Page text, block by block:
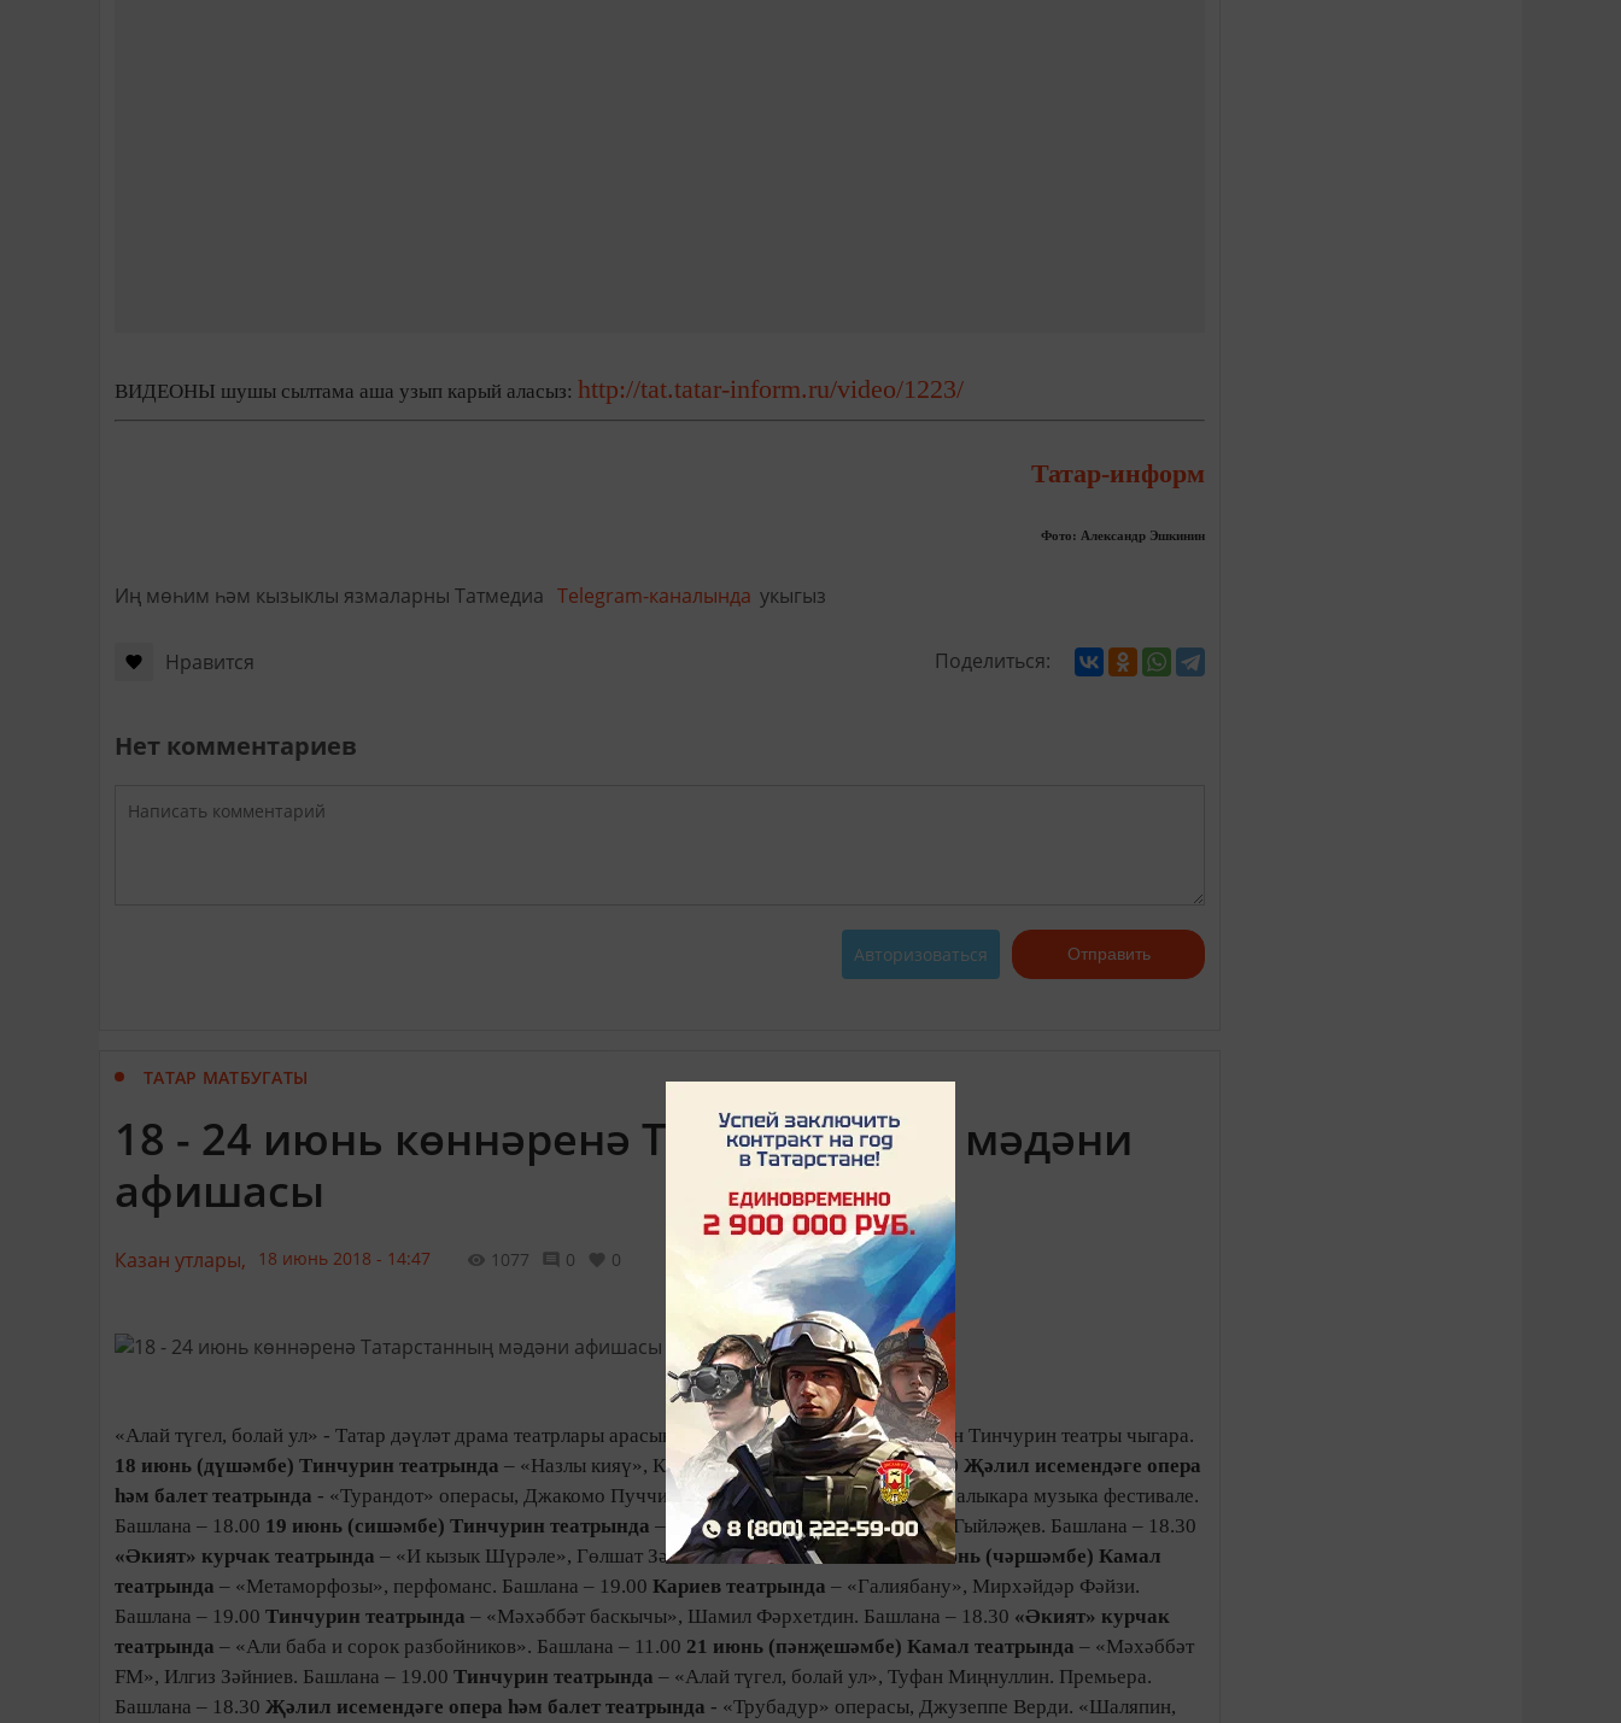
ВИДЕОНЫ шушы сылтама аша узып карый аласыз: http://tat.tatar-inform.ru/video/1223/
Татар-информ
Фото: Александр Эшкинин
Иң мөһим һәм кызыклы язмаларны Татмедиа Telegram-каналында укыгыз
Нравится Поделиться:
Нет комментариев
Авторизоваться Отправить
ТАТАР МАТБУГАТЫ
18 - 24 июнь көннәренә Татарстанның мәдәни
афишасы
Казан утлары, 18 июнь 2018 - 14:47 1077 0 0
«Алай түгел, болай ул» - Татар дәүләт драма театрлары арасында сезонның соңгы премьерасын Тинчурин театры чыгара.
18 июнь (дүшәмбе) Тинчурин театрында – «Назлы кияү», Кәрим Тинчурин. Башлана – 18.30 Җәлил исемендәге опера
һәм балет театрында - «Турандот» операсы, Джакомо Пуччини. «Шаляпин, Нуриев, Казан» халыкара музыка фестивале.
Башлана – 18.00 19 июнь (сишәмбе) Тинчурин театрында – «Ефәк баулы былбыл кош», Аяз Гыйләҗев. Башлана – 18.30
«Әкият» курчак театрында – «И кызык Шүрәле», Гөлшат Зәйнашева. Башлана – 11.00 20 июнь (чәршәмбе) Камал
театрында – «Метаморфозы», перфоманс. Башлана – 19.00 Кариев театрында – «Галиябану», Мирхәйдәр Фәйзи.
Башлана – 19.00 Тинчурин театрында – «Мәхәббәт баскычы», Шамил Фәрхетдин. Башлана – 18.30 «Әкият» курчак
театрында – «Али баба и сорок разбойников». Башлана – 11.00 21 июнь (пәнҗешәмбе) Камал театрында – «Мәхәббәт
FM», Илгиз Зәйниев. Башлана – 19.00 Тинчурин театрында – «Алай түгел, болай ул», Туфан Миңнуллин. Премьера.
Башлана – 18.30 Җәлил исемендәге опера һәм балет театрында - «Трубадур» операсы, Джузеппе Верди. «Шаляпин,